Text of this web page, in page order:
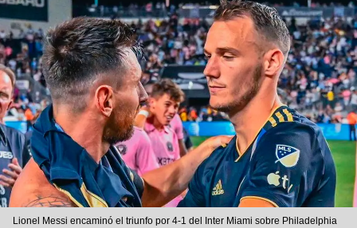
Lionel Messi encaminó el triunfo por 4-1 del Inter Miami sobre Philadelphia